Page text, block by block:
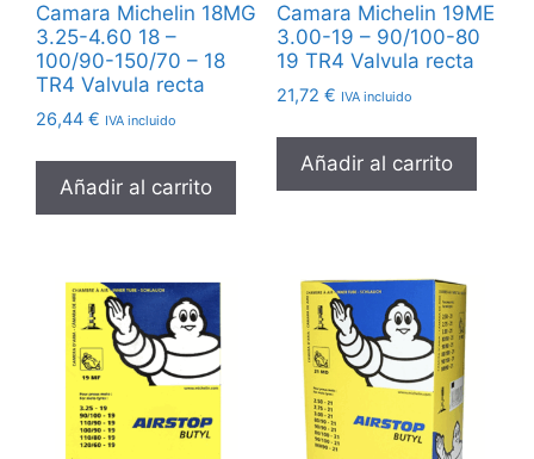
Camara Michelin 18MG
3.25-4.60 18 –
100/90-150/70 – 18
TR4 Valvula recta
26,44 € IVA incluido
Añadir al carrito
Camara Michelin 19ME
3.00-19 – 90/100-80
19 TR4 Valvula recta
21,72 € IVA incluido
Añadir al carrito